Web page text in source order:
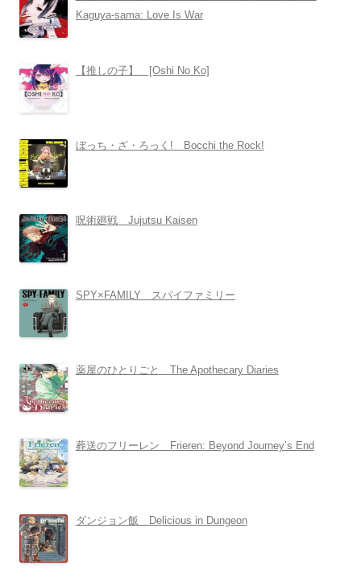
Kaguya-sama: Love Is War
【推しの子】 [Oshi No Ko]
ぼっち・ざ・ろっく! Bocchi the Rock!
呪術廻戦 Jujutsu Kaisen
SPY×FAMILY スパイファミリー
薬屋のひとりごと The Apothecary Diaries
葬送のフリーレン Frieren: Beyond Journey’s End
ダンジョン飯 Delicious in Dungeon